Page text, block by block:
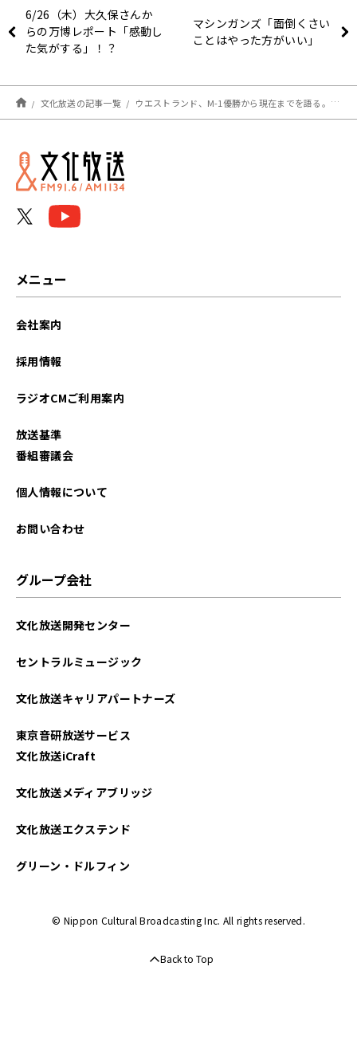
6/26（木）大久保さんか
らの万博レポート「感動し
た気がする」！？
マシンガンズ「面倒くさい
ことはやった方がいい」
文化放送の記事一覧 ウエストランド、M-1優勝から現在までを語る。「あのちゃんは恩人」「最近は1人で出演」
メニュー
会社案内
採用情報
ラジオCMご利用案内
放送基準
番組審議会
個人情報について
お問い合わせ
グループ会社
文化放送開発センター
セントラルミュージック
文化放送キャリアパートナーズ
東京音研放送サービス
文化放送iCraft
文化放送メディアブリッジ
文化放送エクステンド
グリーン・ドルフィン
© Nippon Cultural Broadcasting Inc. All rights reserved.
Back to Top